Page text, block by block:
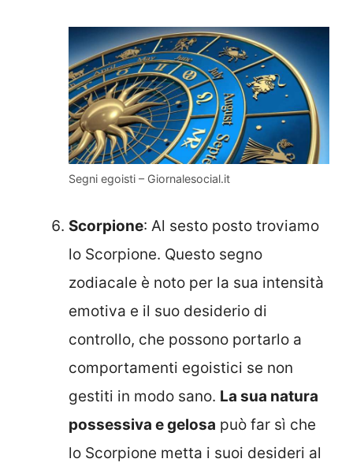
Segni egoisti – Giornalesocial.it
Scorpione: Al sesto posto troviamo
lo Scorpione. Questo segno
zodiacale è noto per la sua intensità
emotiva e il suo desiderio di
controllo, che possono portarlo a
comportamenti egoistici se non
gestiti in modo sano. La sua natura
possessiva e gelosa può far sì che
lo Scorpione metta i suoi desideri al